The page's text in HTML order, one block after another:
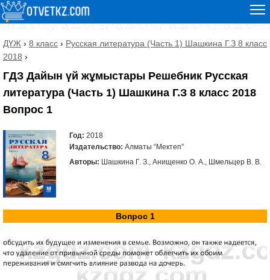
ДҮЖ › 8 класс › Русская литература (Часть 1) Шашкина Г.З 8 класс
2018 ›
ГДЗ Дайын үй жұмыстары Решебник Русская
литература (Часть 1) Шашкина Г.З 8 класс 2018
Вопрос 1
Год: 2018
Издательство: Алматы “Мектеп”
Авторы: Шашкина Г. З., Анищенко О. А., Шмельцер В. В.
Вопрос 1